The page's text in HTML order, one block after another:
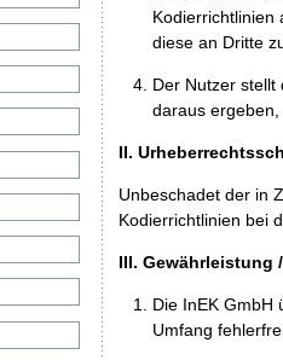
Kodierrichtlinien
diese an Dritte
Der Nutzer stellt
daraus
II.
Unbeschadet der in
Kodierrichtlinien bei
III. Gewährleistung
Die InEK GmbH
Umfang